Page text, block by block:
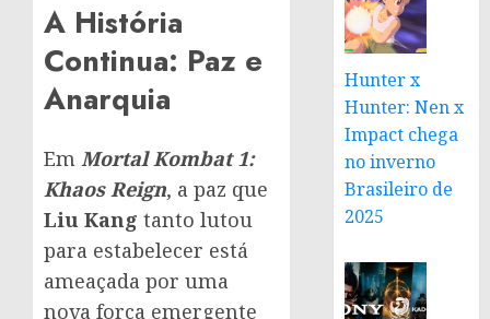
A História
Continua: Paz e
Anarquia
Em Mortal Kombat 1:
Khaos Reign, a paz que
Liu Kang tanto lutou
para estabelecer está
ameaçada por uma
nova força emergente
Hunter x
Hunter: Nen x
Impact chega
no inverno
Brasileiro de
2025